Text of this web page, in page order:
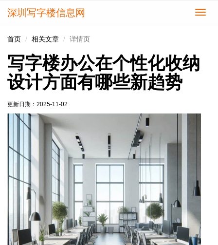
切
深圳写字楼信息网
首页 相关文章 详情页
写字楼办公在个性化收纳
设计方面有哪些新趋势
更新日期： 2025-11-02